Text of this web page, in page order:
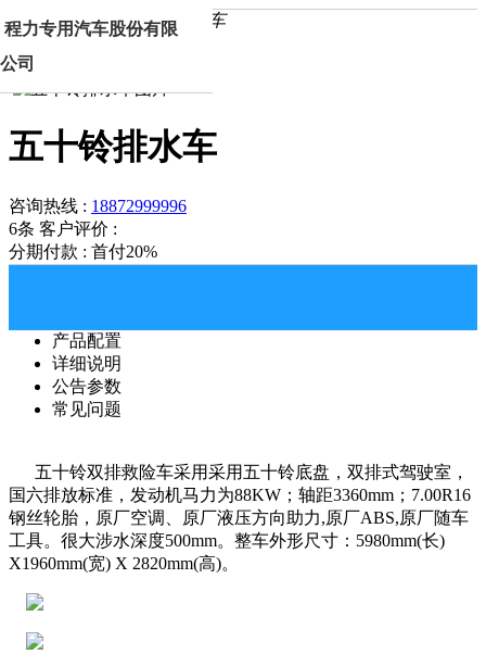
程力专用汽车股份有限
公司
首页 产品中心 五十铃排水车
五十铃排水车
咨询热线 : 18872999996
6条 客户评价 :
分期付款 : 首付20%
产品配置
详细说明
公告参数
常见问题
五十铃双排救险车采用采用五十铃底盘，双排式驾驶室，
国 六排放标准 ，发动机马力为88KW ；轴距3360mm；7.00R16
钢丝轮胎，原厂空调、原厂液压方向助力,原厂ABS,原厂随车
工具。很大涉水深度500mm。 整车外形尺寸： 5980mm(长)
X1960mm(宽) X 2820mm(高)。